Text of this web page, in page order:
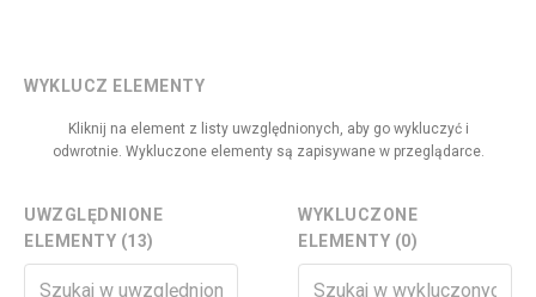
WYKLUCZ ELEMENTY
Kliknij na element z listy uwzględnionych, aby go wykluczyć i
odwrotnie. Wykluczone elementy są zapisywane w przeglądarce.
UWZGLĘDNIONE
ELEMENTY (13)
WYKLUCZONE
ELEMENTY (0)